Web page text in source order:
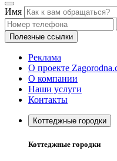
Имя
Полезные ссылки
Реклама
О проекте
О компании
Наши услуги
Контакты
Коттеджные городки
Коттеджные городки